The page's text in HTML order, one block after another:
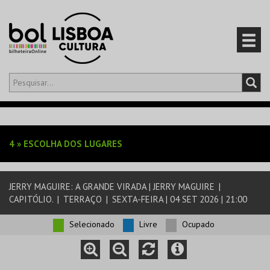
Olá,iniciar sessão
EVENTOS
CARTÕES
4 » ESCOLHA DOS LUGARES
JERRY MAGUIRE: A GRANDE VIRADA | JERRY MAGUIRE |
CAPITÓLIO. | TERRAÇO | SEXTA-FEIRA | 04 SET 2026 | 21:00
Selecionado Livre Ocupado